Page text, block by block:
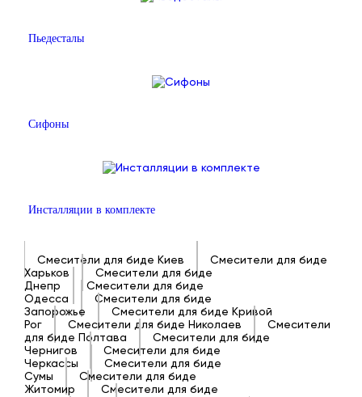
Пьедесталы
Сифоны
Инсталляции в комплекте
Смесители для биде Киев
Смесители для биде
Харьков
Смесители для биде
Днепр
Смесители для биде
Одесса
Смесители для биде
Запорожье
Смесители для биде Кривой
Рог
Смесители для биде Николаев
Смесители
для биде Полтава
Смесители для биде
Чернигов
Смесители для биде
Черкассы
Смесители для биде
Сумы
Смесители для биде
Житомир
Смесители для биде